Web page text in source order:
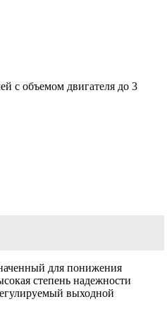
с объемом двигателя до 3
для понижения
степень надежности
выходной